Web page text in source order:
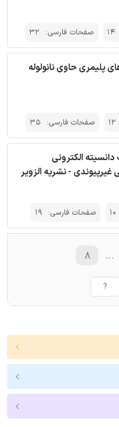
14 صفحات فارسی: 32
پلیمری حاوی نانولوله
12 صفحات فارسی: 35
الکترونی
- نشریه الزویر
10 صفحات فارسی: 19
... ۸